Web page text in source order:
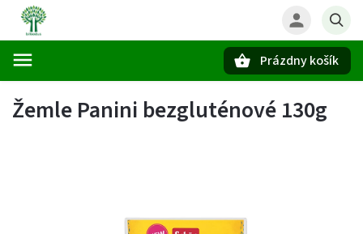
Prázdny košík
Žemle Panini bezgluténové 130g